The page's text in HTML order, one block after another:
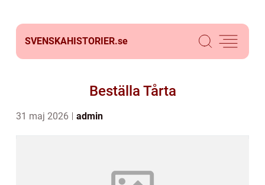
SVENSKAHISTORIER.se
Beställa Tårta
31 maj 2026 admin